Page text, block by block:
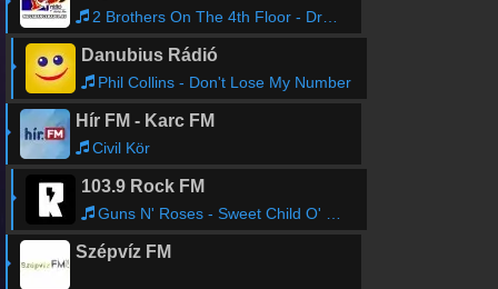
2 Brothers On The 4th Floor - Dreams
Danubius Rádió
Phil Collins - Don't Lose My Number
Hír FM - Karc FM
Civil Kör
103.9 Rock FM
Guns N' Roses - Sweet Child O' Mine
Szépvíz FM